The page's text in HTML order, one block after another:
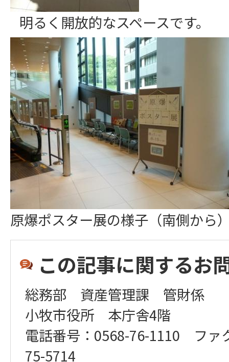
明るく開放的なスペースです。
原爆ポスター展の様子（南側から
この記事に関するお
総務部 資産管理課 管財係
小牧市役所 本庁舎4階
電話番号：0568-76-1110 ファ
75-5714